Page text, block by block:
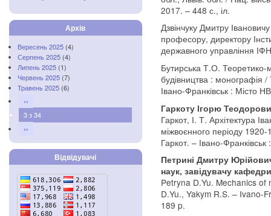
Архів
Вересень 2025 (4)
Серпень 2025 (4)
Липень 2025 (1)
Червень 2025 (7)
Травень 2025 (6)
‹‹
3 з 34
››
Відвідувачі
2017. – 448 с., іл.
Дзвінчуку Дмитру
професору, директору
державного управління
Бутирська Т.О. Теоретико-
будівництва : монографія
Івано-Франківськ : Місто
Гаркоту Ігорю
Гаркот, І. Т. Архітектура
міжвоєнного періоду
Гаркот. – Івано-
Петрині Дмитру
наук, завідувачу
Petryna D.Yu. Mechanics
D.Yu., Yakym R.S. – Ivano-
189 p.